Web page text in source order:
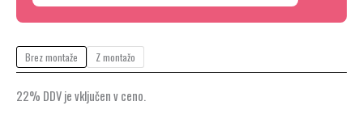
Brez montaže Z montažo
22% DDV je vključen v ceno.